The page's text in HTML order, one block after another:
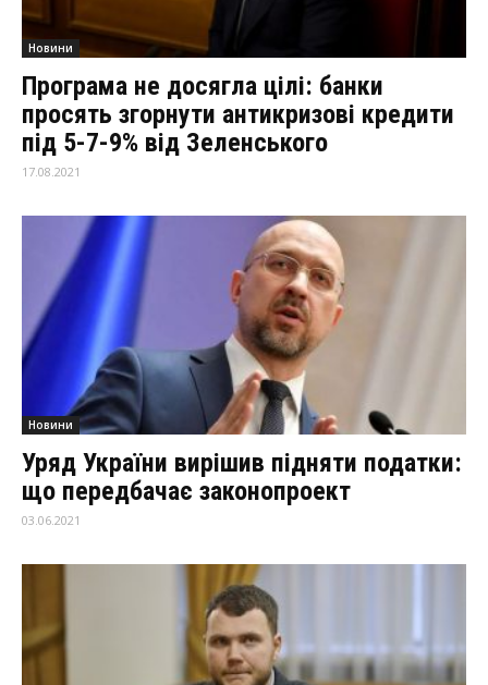
Новини
Програма не досягла цілі: банки
просять згорнути антикризові кредити
під 5-7-9% від Зеленського
17.08.2021
Новини
Уряд України вирішив підняти податки:
що передбачає законопроект
03.06.2021